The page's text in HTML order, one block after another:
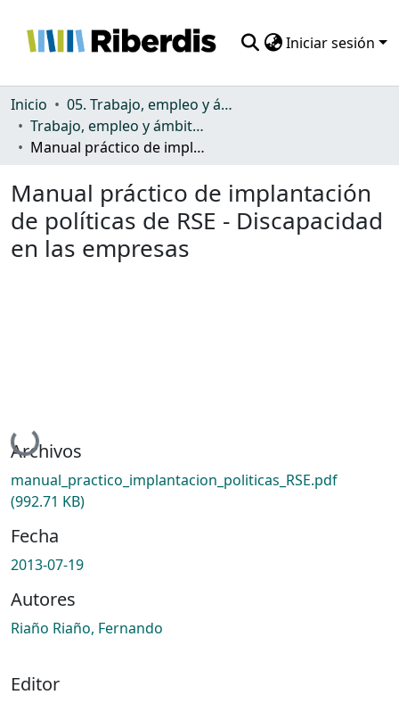
Iniciar sesión
Comunidades
Todo DSpace
Inicio
05. Trabajo, empleo y ámbito productivo
Trabajo, empleo y ámbito productivo
Manual práctico de implantación de políticas de RSE - Discapacidad en las empresas
Manual práctico de implantación
de políticas de RSE - Discapacidad
en las empresas
Cargando...
Archivos
manual_practico_implantacion_politicas_RSE.pdf
(992.71 KB)
Fecha
2013-07-19
Autores
Riaño Riaño, Fernando
Editor